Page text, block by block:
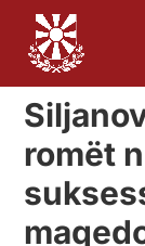
romët